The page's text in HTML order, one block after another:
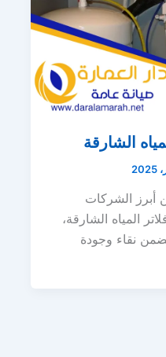
الشارقة
أبرز الشركات
المياه الشارقة،
نقاء وجودة